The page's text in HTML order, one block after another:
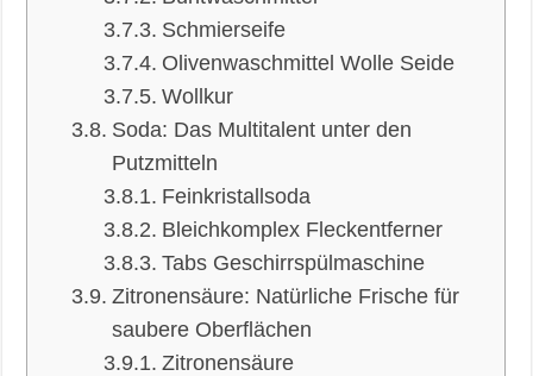
Schmierseife
Olivenwaschmittel Wolle Seide
Wollkur
Soda: Das Multitalent unter den
Putzmitteln
Feinkristallsoda
Bleichkomplex Fleckentferner
Tabs Geschirrspülmaschine
Zitronensäure: Natürliche Frische für
saubere Oberflächen
Zitronensäure